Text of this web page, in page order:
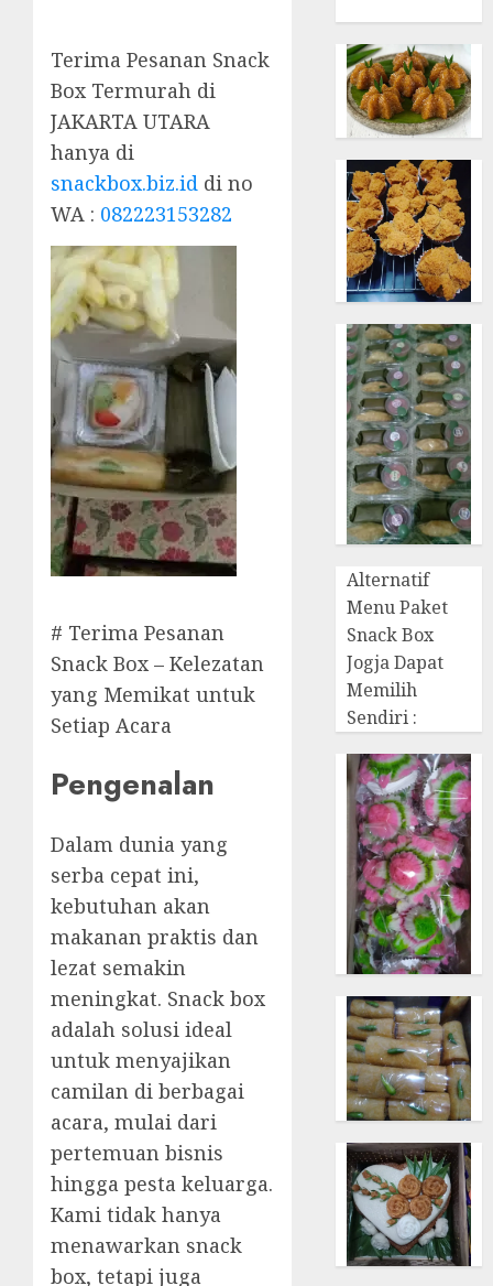
Terima Pesanan Snack
Box Termurah di
JAKARTA UTARA
hanya di
snackbox.biz.id di no
WA : 082223153282
# Terima Pesanan
Snack Box – Kelezatan
yang Memikat untuk
Setiap Acara
Pengenalan
Dalam dunia yang
serba cepat ini,
kebutuhan akan
makanan praktis dan
lezat semakin
meningkat. Snack box
adalah solusi ideal
untuk menyajikan
camilan di berbagai
acara, mulai dari
pertemuan bisnis
hingga pesta keluarga.
Kami tidak hanya
menawarkan snack
box, tetapi juga
Alternatif
Menu Paket
Snack Box
Jogja Dapat
Memilih
Sendiri :